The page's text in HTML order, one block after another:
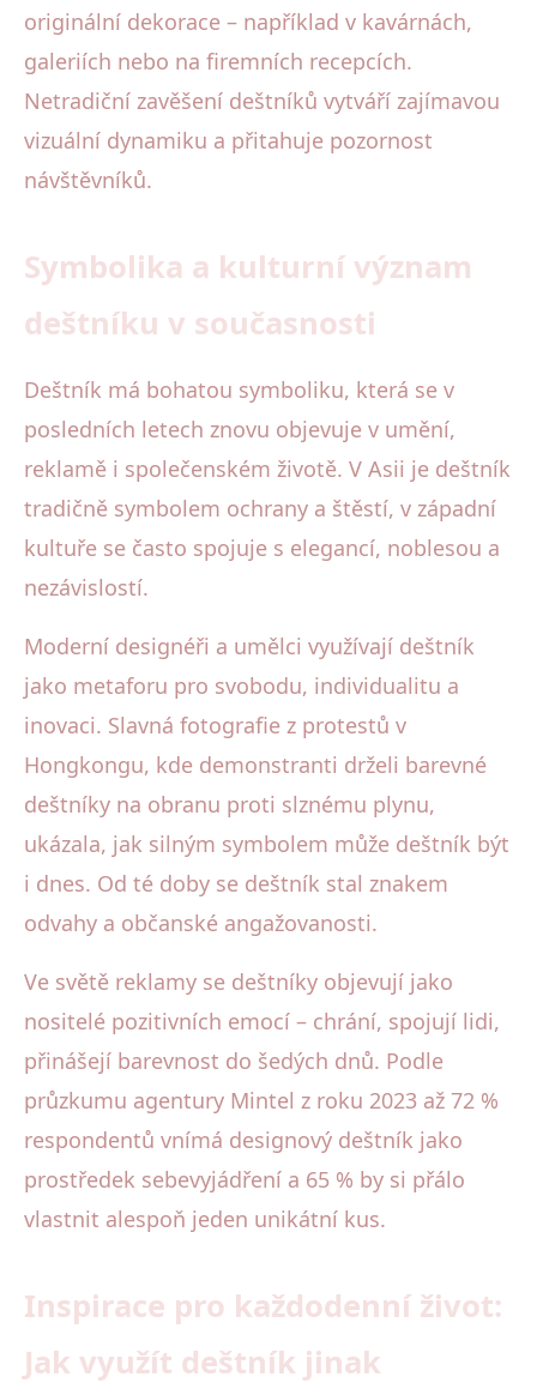
originální dekorace – například v kavárnách,
galeriích nebo na firemních recepcích.
Netradiční zavěšení deštníků vytváří zajímavou
vizuální dynamiku a přitahuje pozornost
návštěvníků.
Symbolika a kulturní význam
deštníku v současnosti
Deštník má bohatou symboliku, která se v
posledních letech znovu objevuje v umění,
reklamě i společenském životě. V Asii je deštník
tradičně symbolem ochrany a štěstí, v západní
kultuře se často spojuje s elegancí, noblesou a
nezávislostí.
Moderní designéři a umělci využívají deštník
jako metaforu pro svobodu, individualitu a
inovaci. Slavná fotografie z protestů v
Hongkongu, kde demonstranti drželi barevné
deštníky na obranu proti slznému plynu,
ukázala, jak silným symbolem může deštník být
i dnes. Od té doby se deštník stal znakem
odvahy a občanské angažovanosti.
Ve světě reklamy se deštníky objevují jako
nositelé pozitivních emocí – chrání, spojují lidi,
přinášejí barevnost do šedých dnů. Podle
průzkumu agentury Mintel z roku 2023 až 72 %
respondentů vnímá designový deštník jako
prostředek sebevyjádření a 65 % by si přálo
vlastnit alespoň jeden unikátní kus.
Inspirace pro každodenní život:
Jak využít deštník jinak